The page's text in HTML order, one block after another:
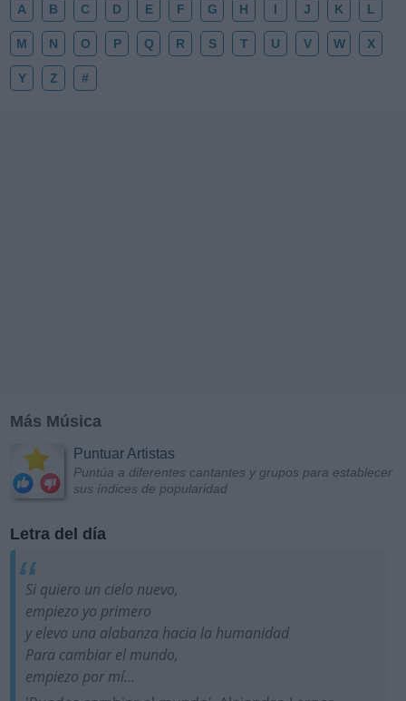
A B C D E F G H I J K L
M N O P Q R S T U V W X
Y Z #
Más Música
Puntuar Artistas
Puntúa a diferentes cantantes y grupos para establecer
sus índices de popularidad
Letra del día
Si quiero un cielo nuevo,
empiezo yo primero
y elevo una alabanza hacia la humanidad
Para cambiar el mundo,
empiezo por mí...